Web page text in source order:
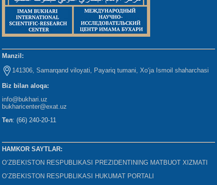
Manzil:
141306, Samarqand viloyati, Payariq tumani, Xo‘ja Ismoil shaharchasi
Biz bilan aloqa:
info@bukhari.uz
bukharicenter@exat.uz
Тел: (66) 240-20-11
HAMKOR SAYTLAR:
O‘ZBEKISTON RESPUBLIKASI PREZIDENTINING MATBUOT XIZMATI
O‘ZBEKISTON RESPUBLIKASI HUKUMAT PORTALI